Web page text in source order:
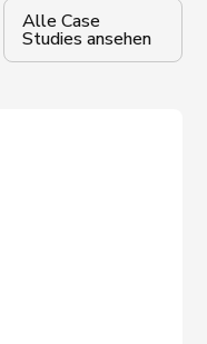
Alle Case
Studies ansehen